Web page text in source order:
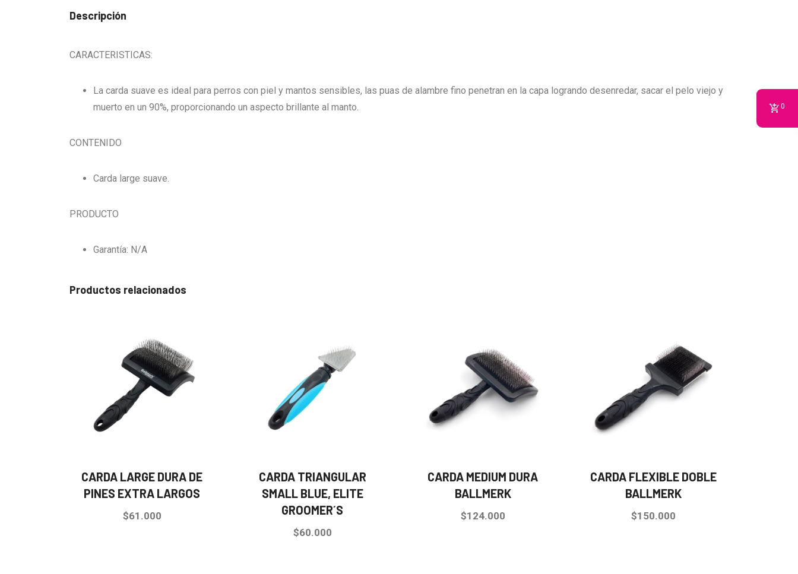
Descripción
CARACTERISTICAS:
La carda suave es ideal para perros con piel y mantos sensibles, las puas de alambre fino penetran en la capa logrando desenredar, sacar el pelo viejo y
muerto en un 90%, proporcionando un aspecto brillante al manto.
CONTENIDO
Carda large suave.
PRODUCTO
Garantía: N/A
Productos relacionados
CARDA LARGE DURA DE
PINES EXTRA LARGOS
$61.000
CARDA TRIANGULAR
SMALL BLUE, ELITE
GROOMER´S
$60.000
CARDA MEDIUM DURA
BALLMERK
$124.000
CARDA FLEXIBLE DOBLE
BALLMERK
$150.000
0